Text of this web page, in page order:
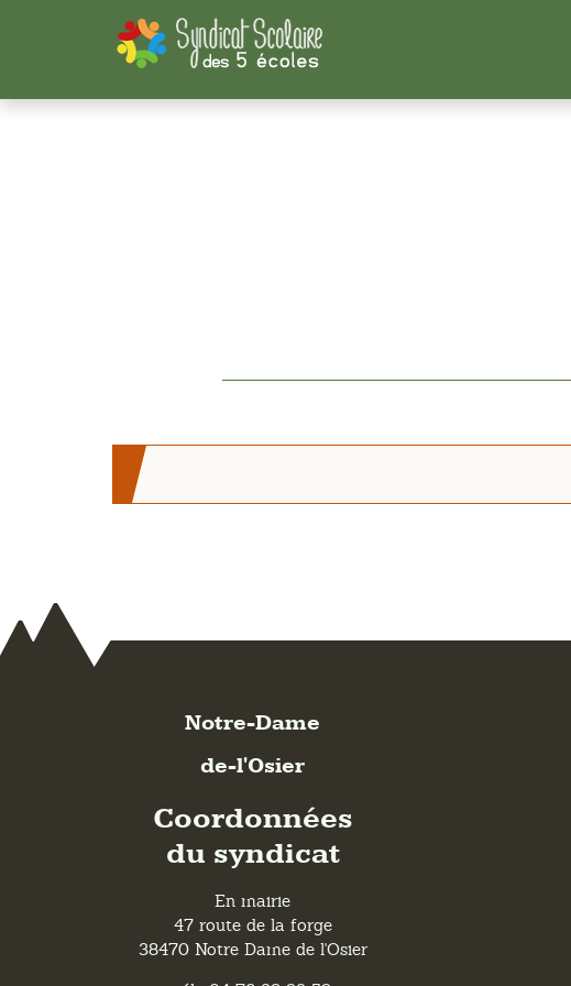
Notre-Dame
de-l'Osier
Coordonnées
du syndicat
En mairie
47 route de la forge
38470 Notre Dame de l'Osier
Panneau de gestion des cookies